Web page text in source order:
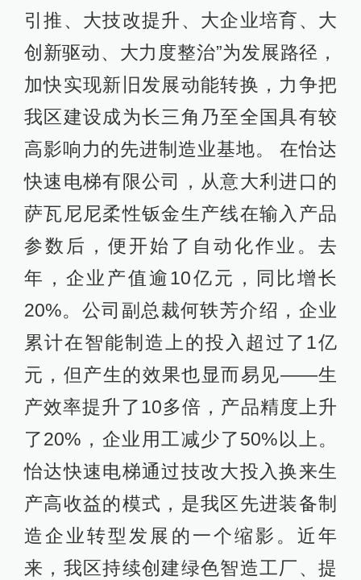
引推、大技改提升、大企业培育、大
创新驱动、大力度整治”为发展路径，
加快实现新旧发展动能转换，力争把
我区建设成为长三角乃至全国具有较
高影响力的先进制造业基地。 在怡达
快速电梯有限公司，从意大利进口的
萨瓦尼尼柔性钣金生产线在输入产品
参数后，便开始了自动化作业。去
年，企业产值逾10亿元，同比增长
20%。公司副总裁何轶芳介绍，企业
累计在智能制造上的投入超过了1亿
元，但产生的效果也显而易见——生
产效率提升了10多倍，产品精度上升
了20%，企业用工减少了50%以上。
怡达快速电梯通过技改大投入换来生
产高收益的模式，是我区先进装备制
造企业转型发展的一个缩影。近年
来，我区持续创建绿色智造工厂、提